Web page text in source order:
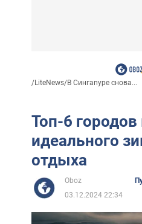
/LiteNews/В Сингапуре снова...
Топ-6
идеального
отдыха
Oboz
03.12.2024 22:34